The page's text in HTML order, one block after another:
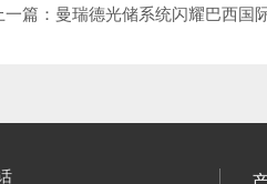
一篇：曼瑞德光储系统闪耀巴西国